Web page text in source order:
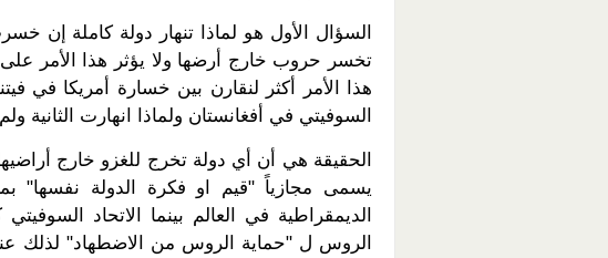
السؤال الأول هو لماذا تنهار دولة كاملة إن
تخسر حروب خارج أرضها ولا يؤثر هذا الأمر
هذا الأمر أكثر لنقارن بين خسارة أمريكا في
السوفيتي في أفغانستان ولماذا انهارت الثانية ولم
الحقيقة هي أن أي دولة تخرج للغزو خارج
يسمى مجازياً "قيم او فكرة الدولة نفسها"
الديمقراطية في العالم بينما الاتحاد
الروس ل "حماية الروس من الاضطهاد" لذلك